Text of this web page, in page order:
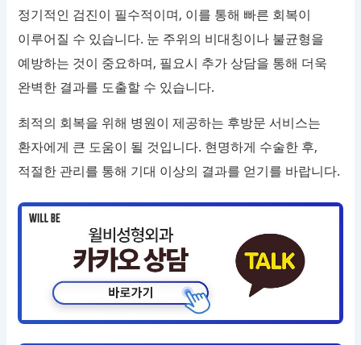
정기적인 검진이 필수적이며, 이를 통해 빠른 회복이
이루어질 수 있습니다. 눈 주위의 비대칭이나 불균형을
예방하는 것이 중요하며, 필요시 추가 상담을 통해 더욱
완벽한 결과를 도출할 수 있습니다.
최적의 회복을 위해 병원이 제공하는 후방문 서비스는
환자에게 큰 도움이 될 것입니다. 현명하게 수술한 후,
적절한 관리를 통해 기대 이상의 결과를 얻기를 바랍니다.